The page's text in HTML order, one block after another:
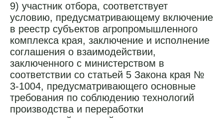
9) участник отбора, соответствует
условию, предусматривающему включение
в реестр субъектов агропромышленного
комплекса края, заключение и исполнение
соглашения о взаимодействии,
заключенного с министерством в
соответствии со статьей 5 Закона края №
3-1004, предусматривающего основные
требования по соблюдению технологий
производства и переработки